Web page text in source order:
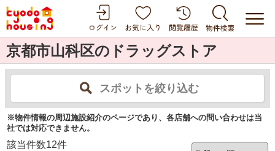
京都市山科区のドラッグストア
スポットを絞り込む
※物件情報の周辺施設紹介のページであり、各店舗への問い合わせは当
社では対応できません。
該当件数12件